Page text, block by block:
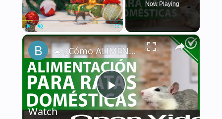
Play Unmute Fullscreen
Now Playing
×
Play
🐁 ¿Cómo ALIMENTAR a una RATA DOMÉSTICA de la manera correcta? - Nutrición 🐁🏡
Watch